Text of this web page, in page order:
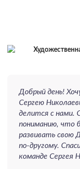
Добрый день!
Сергею
делится с нами.
пониманию, что
развивать свою
по-другому.
команде Сергея